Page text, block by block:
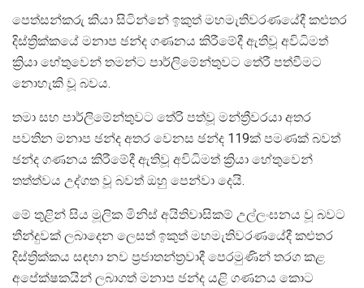
පෙත්සන්කරු කියා සිටින්නේ ඉකුත් මහමැතිවරණයේදී කළුතර
දිස්ත්‍රික්කයේ මනාප ඡන්ද ගණනය කිරීමේදී ඇතිවූ අවිධිමත්
ක්‍රියා හේතුවෙන් තමන්ට පාර්ලිමේන්තුවට තේරී පත්වීමට
නොහැකි වූ බවය.
තමා සහ පාර්ලිමේන්තුවට තේරි පත්වූ මන්ත්‍රීවරයා අතර
පවතින මනාප ඡන්ද අතර වෙනස ඡන්ද 119ක් පමණක් බවත්
ඡන්ද ගණනය කිරීමේදී ඇතිවූ අවිධිමත් ක්‍රියා හේතුවෙන්
තත්ත්වය උද්ගත වූ බවත් ඔහු පෙන්වා දෙයි.
මේ තුළින් සිය මූලික මිනිස් අයිතිවාසිකම් උල්ලංඝනය වූ බවට
තීන්දුවක් ලබාදෙන ලෙසත් ඉකුත් මහමැතිවරණයේදී කළුතර
දිස්ත්‍රික්කය සඳහා නව ප්‍රජාතන්ත්‍රවාදී පෙරමුණින් තරග කළ
අපේක්ෂකයින් ලබාගත් මනාප ඡන්ද යළි ගණනය කොට